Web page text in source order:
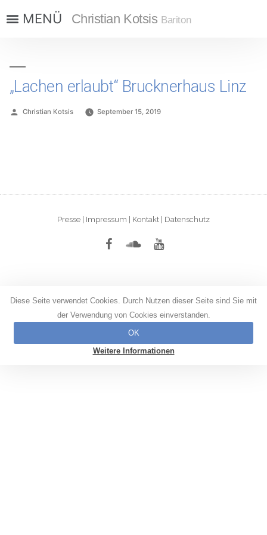
Christian Kotsis Bariton
„Lachen erlaubt“ Brucknerhaus Linz
Christian Kotsis September 15, 2019
Presse | Impressum | Kontakt | Datenschutz
Diese Seite verwendet Cookies. Durch Nutzen dieser Seite sind Sie mit
der Verwendung von Cookies einverstanden.
OK
Weitere Informationen